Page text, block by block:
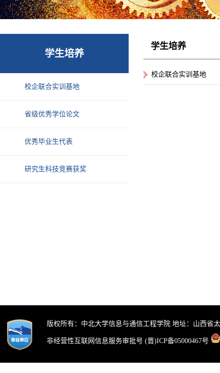
学生培养
校企联合实训基地
省级优秀学位论文
优秀毕业生代表
研究生科技竞赛获奖
学生培养
校企联合实训基地
版权所有：中北大学信息与通信工程学院 地址：山西省
非经营性互联网信息服务审批号 (晋)ICP备05000467号